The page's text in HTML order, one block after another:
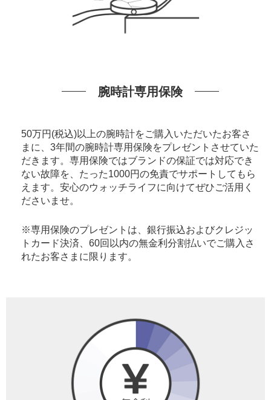
腕時計専用保険
50万円(税込)以上の腕時計をご購入いただいたお客さ
まに、3年間の腕時計専用保険をプレゼントさせていた
だきます。専用保険ではブランドの保証では対応でき
ない故障を、たった1000円の免責でサポートしてもら
えます。安心のウォッチライフに向けてぜひご活用く
ださいませ。
※専用保険のプレゼントは、銀行振込およびクレジッ
トカード決済、60回以内の無金利分割払いでご購入さ
れたお客さまに限ります。